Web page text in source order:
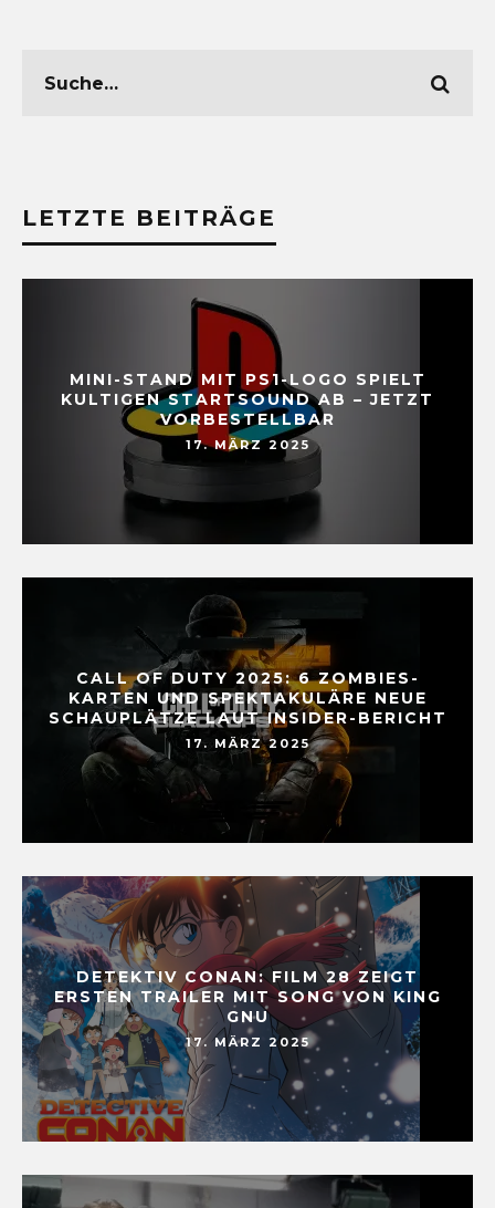
LETZTE BEITRÄGE
MINI-STAND MIT PS1-LOGO SPIELT
KULTIGEN STARTSOUND AB – JETZT
VORBESTELLBAR
17. MÄRZ 2025
CALL OF DUTY 2025: 6 ZOMBIES-
KARTEN UND SPEKTAKULÄRE NEUE
SCHAUPLÄTZE LAUT INSIDER-BERICHT
17. MÄRZ 2025
DETEKTIV CONAN: FILM 28 ZEIGT
ERSTEN TRAILER MIT SONG VON KING
GNU
17. MÄRZ 2025